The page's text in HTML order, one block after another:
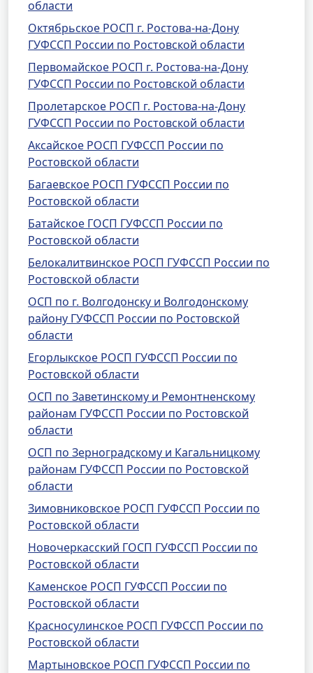
области
Октябрьское РОСП г. Ростова-на-Дону
ГУФССП России по Ростовской области
Первомайское РОСП г. Ростова-на-Дону
ГУФССП России по Ростовской области
Пролетарское РОСП г. Ростова-на-Дону
ГУФССП России по Ростовской области
Аксайское РОСП ГУФССП России по
Ростовской области
Багаевское РОСП ГУФССП России по
Ростовской области
Батайское ГОСП ГУФССП России по
Ростовской области
Белокалитвинское РОСП ГУФССП России по
Ростовской области
ОСП по г. Волгодонску и Волгодонскому
району ГУФССП России по Ростовской
области
Егорлыкское РОСП ГУФССП России по
Ростовской области
ОСП по Заветинскому и Ремонтненскому
районам ГУФССП России по Ростовской
области
ОСП по Зерноградскому и Кагальницкому
районам ГУФССП России по Ростовской
области
Зимовниковское РОСП ГУФССП России по
Ростовской области
Новочеркасский ГОСП ГУФССП России по
Ростовской области
Каменское РОСП ГУФССП России по
Ростовской области
Красносулинское РОСП ГУФССП России по
Ростовской области
Мартыновское РОСП ГУФССП России по